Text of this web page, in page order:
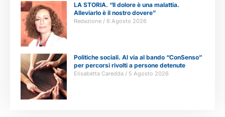
LA STORIA. “Il dolore è una malattia.
Alleviarlo è il nostro dovere”
Redazione 6 Agosto 2026
Politiche sociali. Al via al bando “ConSenso”
per percorsi rivolti a persone detenute
Elisabetta Caredda 5 Agosto 2026